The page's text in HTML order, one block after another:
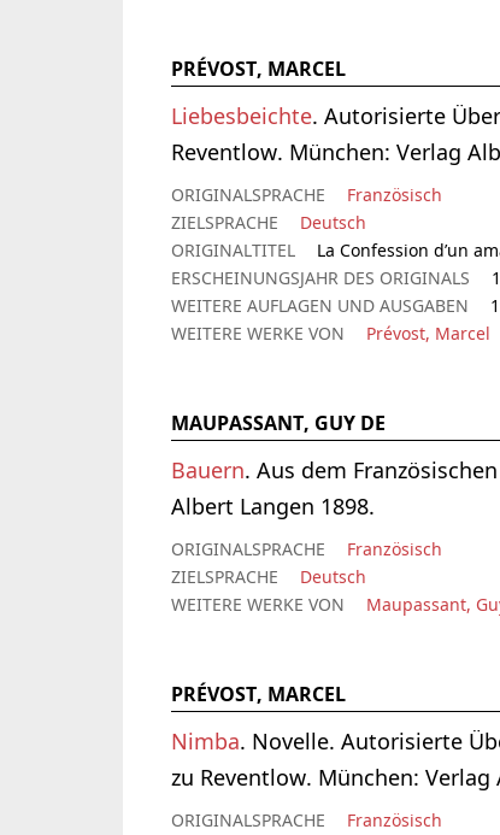
PRÉVOST, MARCEL
Liebesbeichte. Autorisierte
Reventlow. München: Verlag
ORIGINALSPRACHE
Französisch
ZIELSPRACHE
Deutsch
ORIGINALTITEL
La Confession d’un
ERSCHEINUNGSJAHR DES ORIGINALS
WEITERE AUFLAGEN UND AUSGABEN
WEITERE WERKE VON
Prévost, Marcel
MAUPASSANT, GUY DE
Bauern. Aus dem
Albert Langen 1898.
ORIGINALSPRACHE
Französisch
ZIELSPRACHE
Deutsch
WEITERE WERKE VON
Maupassant,
PRÉVOST, MARCEL
Nimba. Novelle. Autorisierte
zu Reventlow. München: Verlag
ORIGINALSPRACHE
Französisch